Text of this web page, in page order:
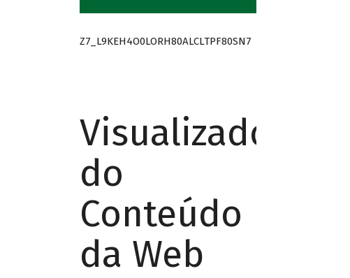
Z7_L9KEH4O0LORH80ALCLTPF80SN7
Visualizador
do
Conteúdo
da Web